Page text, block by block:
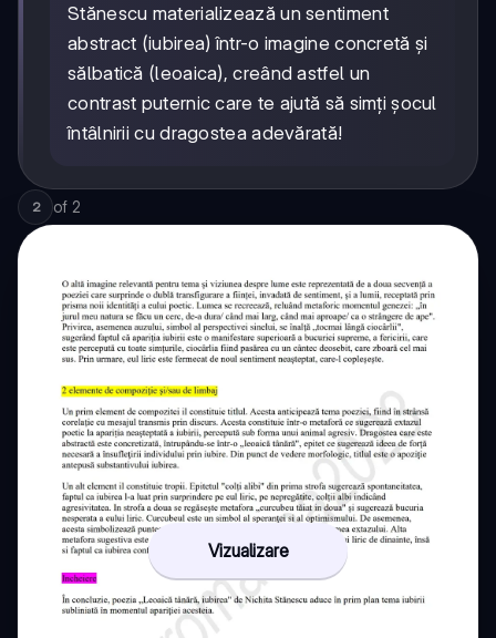
Stănescu materializează un sentiment
abstract (iubirea) într-o imagine concretă și
sălbatică (leoaica), creând astfel un
contrast puternic care te ajută să simți șocul
întâlnirii cu dragostea adevărată!
2 of 2
Vizualizare